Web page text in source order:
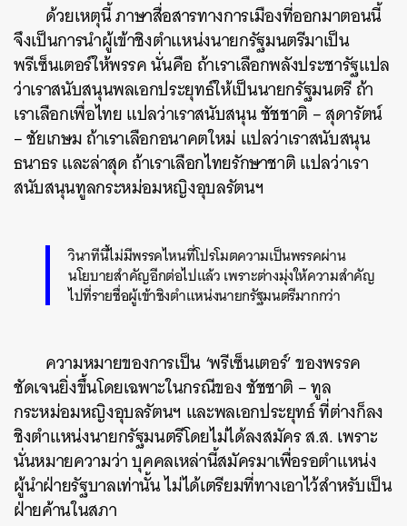
ด้วยเหตุนี้ ภาษาสื่อสารทางการเมืองที่ออกมาตอนนี้
จึงเป็นการนำผู้เข้าชิงตำแหน่งนายกรัฐมนตรีมาเป็น
พรีเซ็นเตอร์ให้พรรค นั่นคือ ถ้าเราเลือกพลังประชารัฐแปล
ว่าเราสนับสนุนพลเอกประยุทธ์ให้เป็นนายกรัฐมนตรี ถ้า
เราเลือกเพื่อไทย แปลว่าเราสนับสนุน ชัชชาติ – สุดารัตน์
– ชัยเกษม ถ้าเราเลือกอนาคตใหม่ แปลว่าเราสนับสนุน
ธนาธร และล่าสุด ถ้าเราเลือกไทยรักษาชาติ แปลว่าเรา
สนับสนุนทูลกระหม่อมหญิงอุบลรัตนฯ
วินาทีนี้ไม่มีพรรคไหนที่โปรโมตความเป็นพรรคผ่าน
นโยบายสำคัญอีกต่อไปแล้ว เพราะต่างมุ่งให้ความสำคัญ
ไปที่รายชื่อผู้เข้าชิงตำแหน่งนายกรัฐมนตรีมากกว่า
ความหมายของการเป็น ‘พรีเซ็นเตอร์’ ของพรรค
ชัดเจนยิ่งขึ้นโดยเฉพาะในกรณีของ ชัชชาติ – ทูล
กระหม่อมหญิงอุบลรัตนฯ และพลเอกประยุทธ์ ที่ต่างก็ลง
ชิงตำแหน่งนายกรัฐมนตรีโดยไม่ได้ลงสมัคร ส.ส. เพราะ
นั่นหมายความว่า บุคคลเหล่านี้สมัครมาเพื่อรอตำแหน่ง
ผู้นำฝ่ายรัฐบาลเท่านั้น ไม่ได้เตรียมที่ทางเอาไว้สำหรับเป็น
ฝ่ายค้านในสภา